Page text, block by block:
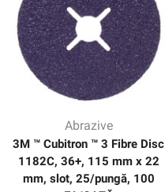
Abrazive
3M ™ Cubitron ™ 3 Fibre Disc
1182C, 36+, 115 mm x 22
mm, slot, 25/pungă, 100